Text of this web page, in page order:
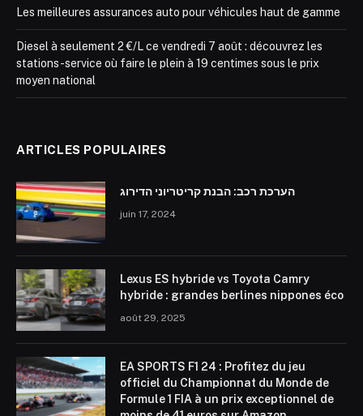
Les meilleures assurances auto pour véhicules haut de gamme
Diesel à seulement 2 €/L ce vendredi 7 août : découvrez les
stations-service où faire le plein à 19 centimes sous le prix
moyen national
ARTICLES POPULAIRES
הערכת רכב: הבנת קריטריוני הדירוג
juin 17, 2024
Lexus ES hybride vs Toyota Camry
hybride : grandes berlines nippones éco
août 29, 2025
EA SPORTS F1 24 : Profitez du jeu
officiel du Championnat du Monde de
Formule 1 FIA à un prix exceptionnel de